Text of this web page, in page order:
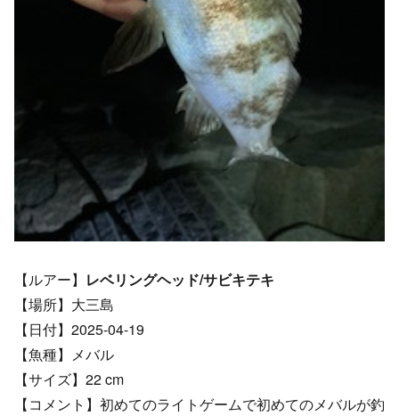
【ルアー】 レベリングヘッド/サビキテキ
【場所】大三島
【日付】2025-04-19
【魚種】メバル
【サイズ】22 cm
【コメント】初めてのライトゲームで初めてのメバルが釣